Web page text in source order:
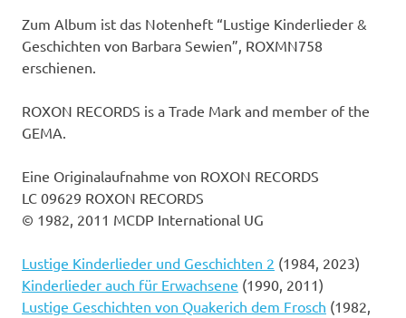
Zum Album ist das Notenheft “Lustige Kinderlieder &
Geschichten von Barbara Sewien”, ROXMN758
erschienen.
ROXON RECORDS is a Trade Mark and member of the
GEMA.
Eine Originalaufnahme von ROXON RECORDS
LC 09629 ROXON RECORDS
© 1982, 2011 MCDP International UG
Lustige Kinderlieder und Geschichten 2 (1984, 2023)
Kinderlieder auch für Erwachsene (1990, 2011)
Lustige Geschichten von Quakerich dem Frosch (1982,